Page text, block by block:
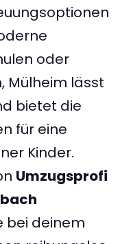
oder
Mülheim lässt
bietet die
für eine
Kinder.
Umzugsprofi
bei deinem